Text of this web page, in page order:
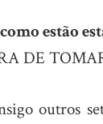
estão
DE
outros